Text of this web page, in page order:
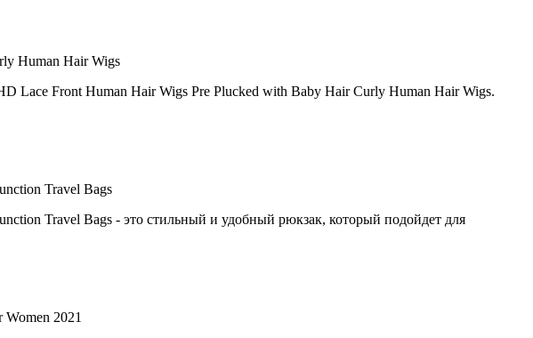
Human Hair Wigs
Lace Front Human Hair Wigs Pre Plucked with Baby Hair Curly Human Hair Wigs.
Travel Bags
Travel Bags - это стильный и удобный рюкзак, который подойдет для
2021